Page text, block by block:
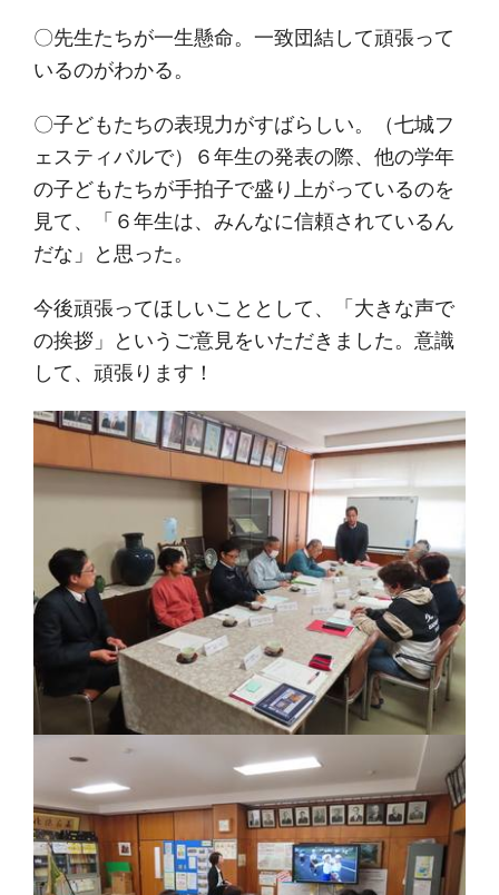
〇先生たちが一生懸命。一致団結して頑張って
いるのがわかる。
〇子どもたちの表現力がすばらしい。（七城フ
ェスティバルで）６年生の発表の際、他の学年
の子どもたちが手拍子で盛り上がっているのを
見て、「６年生は、みんなに信頼されているん
だな」と思った。
今後頑張ってほしいこととして、「大きな声で
の挨拶」というご意見をいただきました。意識
して、頑張ります！